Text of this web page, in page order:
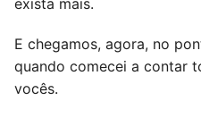
E chegamos, agora, no
quando comecei a contar
vocês.